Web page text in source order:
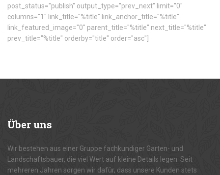
post_status="publish" output_type="prev_next" limit="0"
columns="1" link_title="%title" link_anchor_title="%title"
link_featured_image="0" parent_title="%title" next_title="%title"
prev_title="%title" orderby="title" order="asc"]
Überuns
Wir bestehen aus einer Gruppe fachkundiger Garten- und
Landschaftsbauer, die viel Wert auf kleine Details legen. Seit
mehreren Jahren sorgen wir dafür, dass unsere Kunden stets